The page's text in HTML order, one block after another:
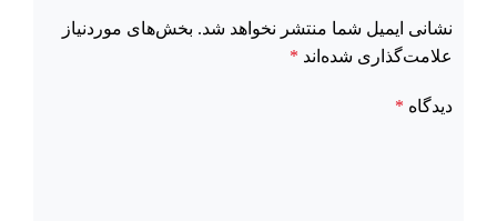
نشانی ایمیل شما منتشر نخواهد شد. بخش‌های موردنیاز
علامت‌گذاری شده‌اند *
دیدگاه *